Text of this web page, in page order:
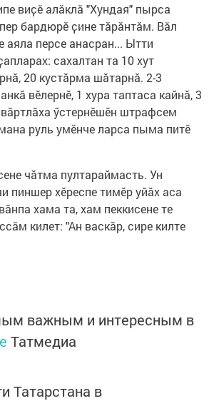
виҫӗ алӑклӑ "Хундая" пырса
бардюрӗ ҫине тӑрӑнтӑм. Вӑл
аяла персе анасран... Ытти
сахалтан та 10 хут
20 кустӑрма шӑтарнӑ. 2-3
вӗлернӗ, 1 хура таптаса кайнӑ, 3
ӳстернӗшӗн штрафсем
руль умӗнче ларса пыма питӗ
чӑтма пултараймасть. Ун
пиншер хӗреспе тимӗр уйӑх аса
хама та, хам пеккисене те
килет: "Ан васкӑр, сире килте
важным и интересным в
Татмедиа
Татарстана в